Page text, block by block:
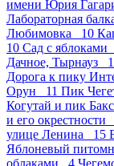
имени Юрия
Лабораторная
Любимовка 10
10 Сад с
Дачное, Тырнауз
Дорога к пику
Орун 11 Пик
Когутай и пик
и его
улице Ленина 15
Яблоневый
облаками 4